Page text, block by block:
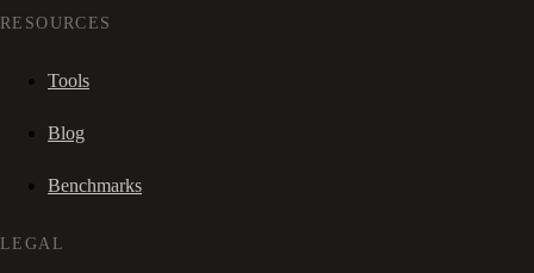
RESOURCES
Tools
Blog
Benchmarks
LEGAL